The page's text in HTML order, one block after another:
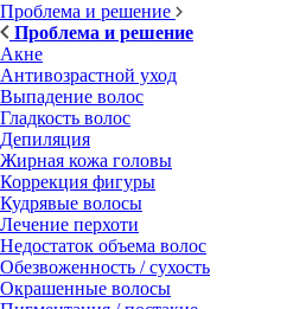
Проблема и решение
Проблема и решение
Акне
Антивозрастной уход
Выпадение волос
Гладкость волос
Депиляция
Жирная кожа головы
Коррекция фигуры
Кудрявые волосы
Лечение перхоти
Недостаток объема волос
Обезвоженность / сухость
Окрашенные волосы